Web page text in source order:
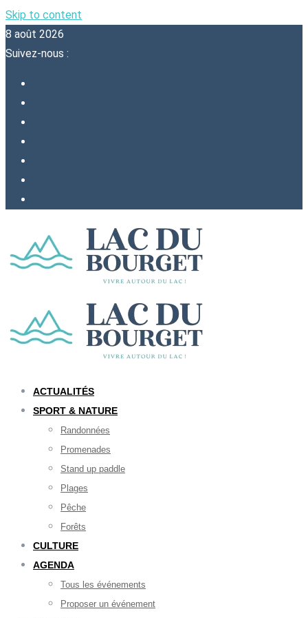
Skip to content
8 août 2026
Suivez-nous :
ACTUALITÉS
SPORT & NATURE
Randonnées
Promenades
Stand up paddle
Plages
Pêche
Forêts
CULTURE
AGENDA
Tous les événements
Proposer un événement